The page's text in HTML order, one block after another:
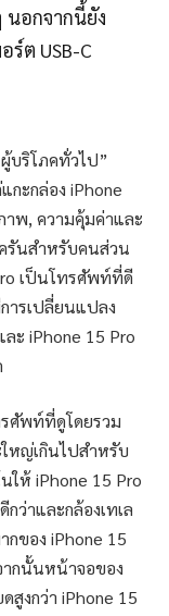
นอกจากนี้ยัง
ต USB-C
บริโภคทั่วไป”
กะกล่อง iPhone
พ, ความคุ้มค่าและ
รันสำหรับคนส่วน
เป็นโทรศัพท์ที่ดี
ารเปลี่ยนแปลง
ะ iPhone 15 Pro
รศัพท์ที่ดูโดยรวม
หญ่เกินไปสำหรับ
ให้ iPhone 15 Pro
ว่าและกล้องเทเล
ของ iPhone 15
ากนั้นหน้าจอของ
สูงกว่า iPhone 15